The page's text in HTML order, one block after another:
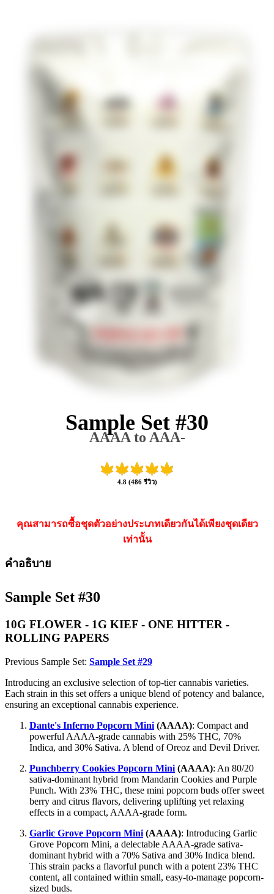
Sample Set #30
AAAA to AAA-
4.8 (486 รีวิว)
คุณสามารถซื้อชุดตัวอย่างประเภทเดียวกันได้เพียงชุดเดียว
เท่านั้น
คำอธิบาย
Sample Set #30
10G FLOWER - 1G KIEF - ONE HITTER -
ROLLING PAPERS
Previous Sample Set: Sample Set #29
Introducing an exclusive selection of top-tier cannabis varieties.
Each strain in this set offers a unique blend of potency and balance,
ensuring an exceptional cannabis experience.
Dante's Inferno Popcorn Mini (AAAA): Compact and
powerful AAAA-grade cannabis with 25% THC, 70%
Indica, and 30% Sativa. A blend of Oreoz and Devil Driver.
Punchberry Cookies Popcorn Mini (AAAA): An 80/20
sativa-dominant hybrid from Mandarin Cookies and Purple
Punch. With 23% THC, these mini popcorn buds offer sweet
berry and citrus flavors, delivering uplifting yet relaxing
effects in a compact, AAAA-grade form.
Garlic Grove Popcorn Mini (AAAA): Introducing Garlic
Grove Popcorn Mini, a delectable AAAA-grade sativa-
dominant hybrid with a 70% Sativa and 30% Indica blend.
This strain packs a flavorful punch with a potent 23% THC
content, all contained within small, easy-to-manage popcorn-
sized buds.